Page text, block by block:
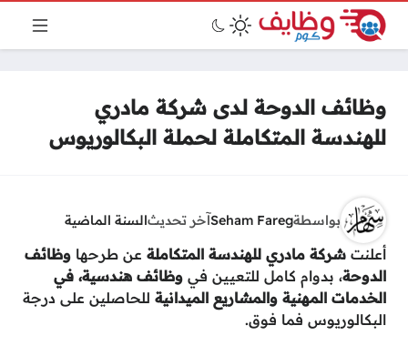
وظائف الدوحة لدى شركة مادري
للهندسة المتكاملة لحملة البكالوريوس
بواسطةSeham Faregآخر تحديثالسنة الماضية
أعلنت شركة مادري للهندسة المتكاملة عن طرحها وظائف
الدوحة، بدوام كامل للتعيين في وظائف هندسية، في
الخدمات المهنية والمشاريع الميدانية للحاصلين على درجة
البكالوريوس فما فوق.